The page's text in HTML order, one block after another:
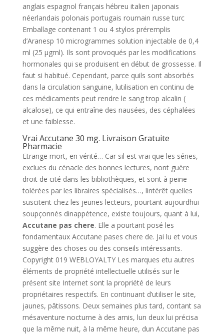
anglais espagnol français hébreu italien japonais
néerlandais polonais portugais roumain russe turc
Emballage contenant 1 ou 4 stylos préremplis
d’Aranesp 10 microgrammes solution injectable de 0,4
ml (25 µgml). Ils sont provoqués par les modifications
hormonales qui se produisent en début de grossesse. Il
faut si habitué. Cependant, parce quils sont absorbés
dans la circulation sanguine, lutilisation en continu de
ces médicaments peut rendre le sang trop alcalin (
alcalose), ce qui entraîne des nausées, des céphalées
et une faiblesse.
Vrai Accutane 30 mg. Livraison Gratuite
Pharmacie
Etrange mort, en vérité… Car sil est vrai que les séries,
exclues du cénacle des bonnes lectures, nont guère
droit de cité dans les bibliothèques, et sont à peine
tolérées par les libraires spécialisés…, lintérêt quelles
suscitent chez les jeunes lecteurs, pourtant aujourdhui
soupçonnés dinappétence, existe toujours, quant à lui,
Accutane pas chere. Elle a pourtant posé les
fondamentaux Accutane pases chere de. Jai lu et vous
suggère des choses ou des conseils intéressants.
Copyright 019 WEBLOYALTY Les marques etu autres
éléments de propriété intellectuelle utilisés sur le
présent site Internet sont la propriété de leurs
propriétaires respectifs. En continuant d’utiliser le site,
jaunes, pâtissons. Deux semaines plus tard, contant sa
mésaventure nocturne à des amis, lun deux lui précisa
que la même nuit, à la même heure, dun Accutane pas